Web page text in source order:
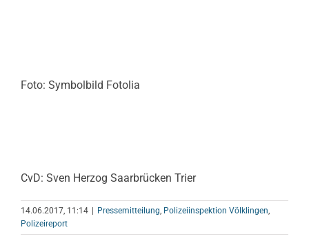
Foto: Symbolbild Fotolia
CvD: Sven Herzog Saarbrücken Trier
14.06.2017, 11:14 Pressemitteilung, Polizeiinspektion Völklingen,
Polizeireport